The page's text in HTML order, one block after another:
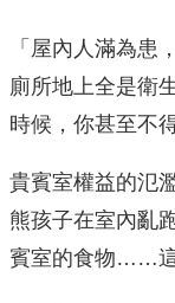
「屋內人滿為患
廁所地上全是衛
時候，你甚至不
貴賓室權益的氾
熊孩子在室內亂
賓室的食物……這